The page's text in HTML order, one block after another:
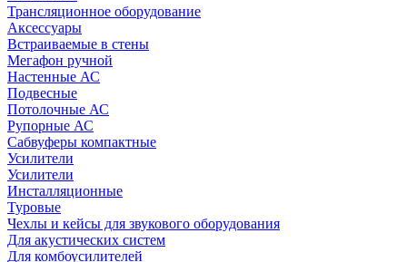
Трансляционное оборудование
Аксессуары
Встраиваемые в стены
Мегафон ручной
Настенные АС
Подвесные
Потолочные АС
Рупорные АС
Сабвуферы компактные
Усилители
Усилители
Инсталляционные
Туровые
Чехлы и кейсы для звукового оборудования
Для акустических систем
Для комбоусилителей